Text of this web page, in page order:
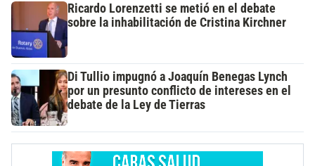
Ricardo Lorenzetti se metió en el debate
sobre la inhabilitación de Cristina Kirchner
Di Tullio impugnó a Joaquín Benegas Lynch
por un presunto conflicto de intereses en el
debate de la Ley de Tierras